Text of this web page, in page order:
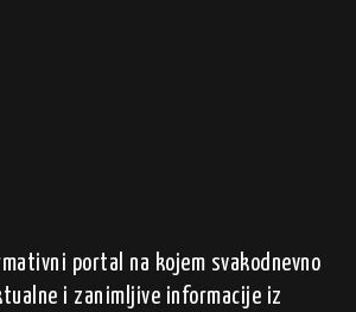
portal na kojem svakodnevno
i zanimljive informacije iz